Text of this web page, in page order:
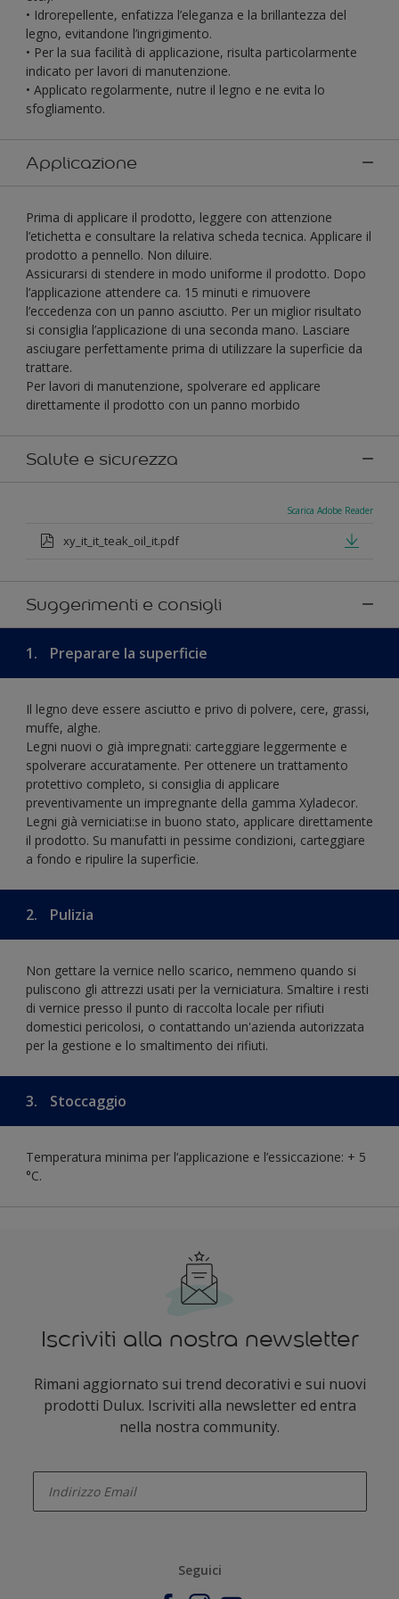
• Idrorepellente, enfatizza l’eleganza e la brillantezza del
legno, evitandone l’ingrigimento.
• Per la sua facilità di applicazione, risulta particolarmente
indicato per lavori di manutenzione.
• Applicato regolarmente, nutre il legno e ne evita lo
sfogliamento.
Applicazione
Prima di applicare il prodotto, leggere con attenzione
l’etichetta e consultare la relativa scheda tecnica. Applicare il
prodotto a pennello. Non diluire.
Assicurarsi di stendere in modo uniforme il prodotto. Dopo
l’applicazione attendere ca. 15 minuti e rimuovere
l’eccedenza con un panno asciutto. Per un miglior risultato
si consiglia l’applicazione di una seconda mano. Lasciare
asciugare perfettamente prima di utilizzare la superficie da
trattare.
Per lavori di manutenzione, spolverare ed applicare
direttamente il prodotto con un panno morbido
Salute e sicurezza
Scarica Adobe Reader
xy_it_it_teak_oil_it.pdf
Suggerimenti e consigli
1. Preparare la superficie
Il legno deve essere asciutto e privo di polvere, cere, grassi,
muffe, alghe.
Legni nuovi o già impregnati: carteggiare leggermente e
spolverare accuratamente. Per ottenere un trattamento
protettivo completo, si consiglia di applicare
preventivamente un impregnante della gamma Xyladecor.
Legni già verniciati:se in buono stato, applicare direttamente
il prodotto. Su manufatti in pessime condizioni, carteggiare
a fondo e ripulire la superficie.
2. Pulizia
Non gettare la vernice nello scarico, nemmeno quando si
puliscono gli attrezzi usati per la verniciatura. Smaltire i resti
di vernice presso il punto di raccolta locale per rifiuti
domestici pericolosi, o contattando un'azienda autorizzata
per la gestione e lo smaltimento dei rifiuti.
3. Stoccaggio
Temperatura minima per l’applicazione e l’essiccazione: + 5
°C.
Iscriviti alla nostra newsletter​
Rimani aggiornato sui trend decorativi e sui nuovi
prodotti Dulux. Iscriviti alla newsletter ed entra
nella nostra community.
Seguici